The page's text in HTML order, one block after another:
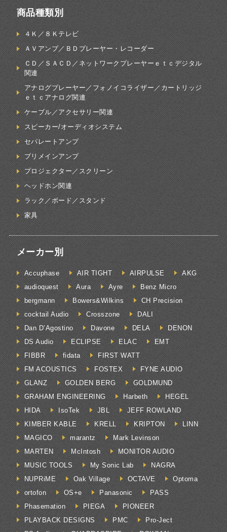
商品種類別
４Ｋ／８Ｋテレビ
ＡＶアンプ／ＢＤプレーヤー・レコーダー
ＣＤ／ＳＡＣＤ／ネットワークプレーヤーｅｔｃデジタル
関連
アナログプレーヤー／フォノイコライザー／カートリッジ
ｅｔｃアナログ関連
ケーブル／アクセサリー関連
スピーカー/オーディオシステム
セパレートアンプ
プリメインアンプ
プロジェクター／スクリーン
ヘッドホン関連
ラック／ボード／スタンド
家具
メーカー別
Accuphase AIR TIGHT AIRPULSE
AKG
audioquest
Aura Ayre
Benz Micro
bergmann
Bowers&Wilkins
CH Precision
cocktail Audio
Crosszone
DALI
Dan D’Agostino
Davone DELA
DENON
DS Audio
ECLIPSE ELAC
EMT
FIBBR
fidata
FIRST WATT
FM ACOUSTICS
FOSTEX
FYNE AUDIO
GLANZ
GOLDEN BERG
GOLDMUND
GRAHAM ENGINEERING
Harbeth
HEGEL
HIDA
IsoTek JBL
JEFF ROWLAND
KIMBER KABLE
KRELL KRIPTON
LINN
MAGICO
marantz
Mark Levinson
MARTEN
McIntosh
MONITOR AUDIO
MUSIC TOOLS
My Sonic Lab
NAGRA
NUPRiME
Oak Village OCTAVE
Optoma
ortofon
OS+e Panasonic
PASS
Phasemation
PIEGA
PIONEER
PLAYBACK DESIGNS
PMC
Pro-Ject